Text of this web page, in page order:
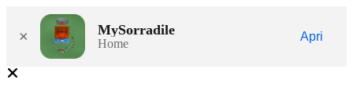
× MySorradile
Home
Apri